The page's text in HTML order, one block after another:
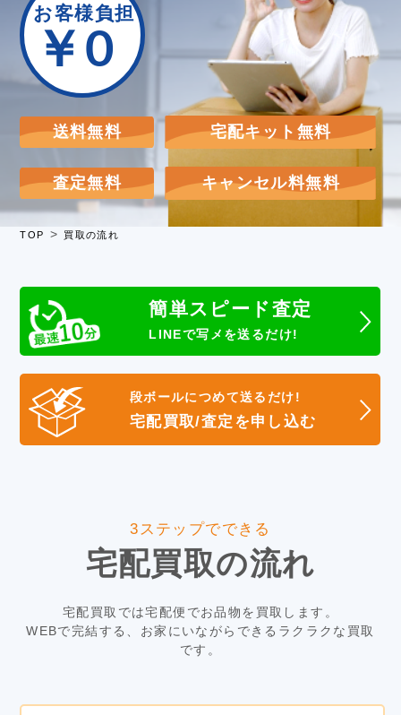
お客様負担
￥0
送料無料 宅配キット無料
査定無料 キャンセル料無料
TOP 買取の流れ
簡単スピード査定
LINEで写メを送るだけ!
段ボールにつめて送るだけ!
宅配買取/査定を申し込む
3ステップでできる
宅配買取の流れ
宅配買取では宅配便でお品物を買取します。
WEBで完結する、お家にいながらできるラクラクな買取
です。